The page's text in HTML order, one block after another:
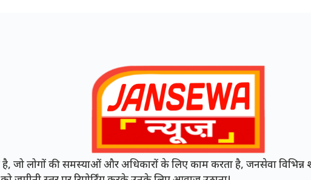
जो लोगों की समस्याओं और अधिकारों के लिए काम करता है, जनसेवा